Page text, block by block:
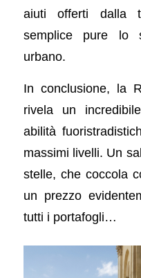
aiuti offerti dalla
semplice pure lo
urbano.
In conclusione, la
rivela un
abilità
massimi livelli. Un
stelle, che coccola
un prezzo
tutti i portafogli…